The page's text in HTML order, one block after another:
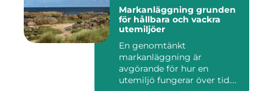
Markanläggning grunden
för hållbara och vackra
utemiljöer
En genomtänkt
markanläggning är
avgörande för hur en
utemiljö fungerar över tid.